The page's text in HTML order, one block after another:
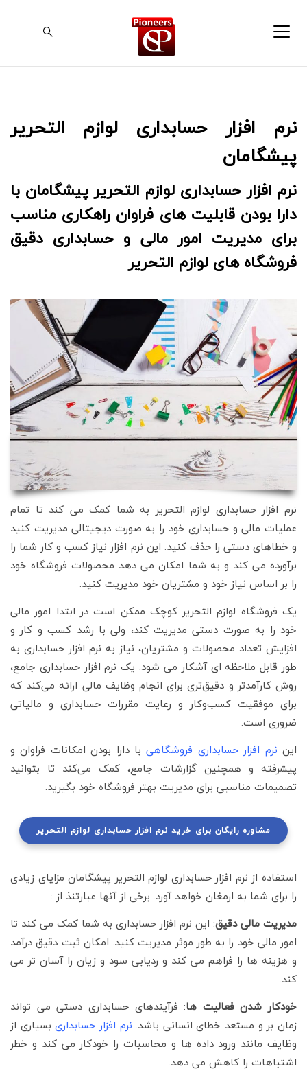
نرم افزار حسابداری لوازم التحریر
پیشگامان
نرم افزار حسابداری لوازم التحریر پیشگامان با
دارا بودن قابلیت های فراوان راهکاری مناسب
برای مدیریت امور مالی و حسابداری دقیق
فروشگاه های لوازم التحریر
نرم افزار حسابداری لوازم التحریر به شما کمک می کند تا تمام
عملیات مالی و حسابداری خود را به صورت دیجیتالی مدیریت کنید
و خطاهای دستی را حذف کنید. این نرم افزار نیاز کسب و کار شما را
برآورده می کند و به شما امکان می دهد محصولات فروشگاه خود
را بر اساس نیاز خود و مشتریان خود مدیریت کنید.
یک فروشگاه لوازم التحریر کوچک ممکن است در ابتدا امور مالی
خود را به صورت دستی مدیریت کند، ولی با رشد کسب و کار و
افزایش تعداد محصولات و مشتریان، نیاز به نرم افزار حسابداری به
طور قابل ملاحظه ای آشکار می شود. یک نرم افزار حسابداری جامع،
روش کارآمدتر و دقیق‌تری برای انجام وظایف مالی ارائه می‌کند که
برای موفقیت کسب‌وکار و رعایت مقررات حسابداری و مالیاتی
ضروری است.
این نرم افزار حسابداری فروشگاهیبا دارا بودن امکانات فراوان و
پیشرفته و همچنین گزارشات جامع، کمک می‌کند تا بتوانید
تصمیمات مناسبی برای مدیریت بهتر فروشگاه خود بگیرید.
مشاوره رایگان برای خرید نرم افزار حسابداری لوازم التحریر
استفاده از نرم افزار حسابداری لوازم التحریر پیشگامان مزایای زیادی
را برای شما به ارمغان خواهد آورد. برخی از آنها عبارتنذ از :
مدیریت مالی دقیق: این نرم افزار حسابداری به شما کمک می کند تا
امور مالی خود را به طور موثر مدیریت کنید. امکان ثبت دقیق درآمد
و هزینه ها را فراهم می کند و ردیابی سود و زیان را آسان تر می
کند.
خودکار شدن فعالیت ها: فرآیندهای حسابداری دستی می تواند
زمان بر و مستعد خطای انسانی باشد. نرم افزار حسابداریبسیاری از
وظایف مانند ورود داده ها و محاسبات را خودکار می کند و خطر
اشتباهات را کاهش می دهد.